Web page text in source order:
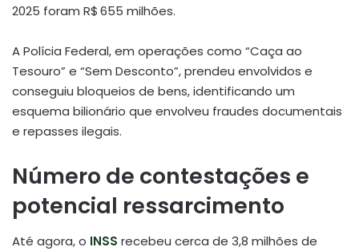
2025 foram R$ 655 milhões.
A Polícia Federal, em operações como “Caça ao
Tesouro” e “Sem Desconto”, prendeu envolvidos e
conseguiu bloqueios de bens, identificando um
esquema bilionário que envolveu fraudes documentais
e repasses ilegais.
Número de contestações e
potencial ressarcimento
Até agora, o INSS recebeu cerca de 3,8 milhões de